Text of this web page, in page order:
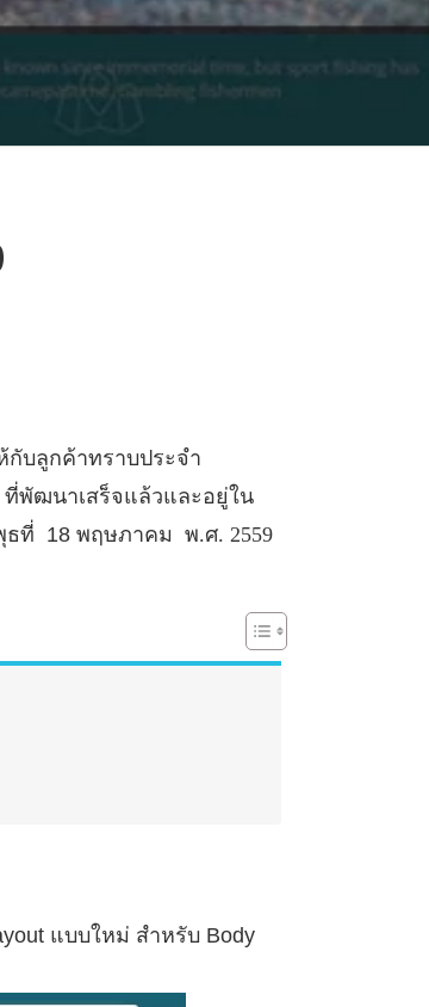
กับลูกค้าทราบประจำ
ที่พัฒนาเสร็จแล้วและอยู่ใน
ธที่ 18 พฤษภาคม พ.ศ. 2559
แบบใหม่ สำหรับ Body